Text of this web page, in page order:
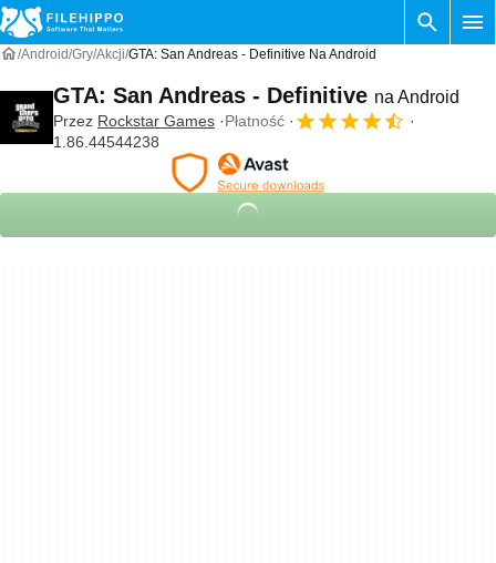
Android Gry Akcji GTA: San Andreas - Definitive Na Android
GTA: San Andreas - Definitive na Android
Przez Rockstar Games
Płatność
1.86.44544238